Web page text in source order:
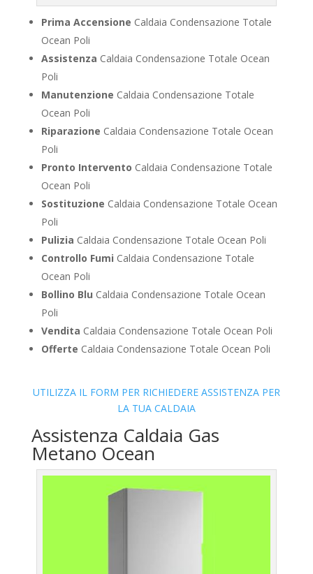
Prima Accensione Caldaia Condensazione Totale
Ocean Poli
Assistenza Caldaia Condensazione Totale Ocean
Poli
Manutenzione Caldaia Condensazione Totale
Ocean Poli
Riparazione Caldaia Condensazione Totale Ocean
Poli
Pronto Intervento Caldaia Condensazione Totale
Ocean Poli
Sostituzione Caldaia Condensazione Totale Ocean
Poli
Pulizia Caldaia Condensazione Totale Ocean Poli
Controllo Fumi Caldaia Condensazione Totale
Ocean Poli
Bollino Blu Caldaia Condensazione Totale Ocean
Poli
Vendita Caldaia Condensazione Totale Ocean Poli
Offerte Caldaia Condensazione Totale Ocean Poli
UTILIZZA IL FORM PER RICHIEDERE ASSISTENZA PER
LA TUA CALDAIA
Assistenza Caldaia Gas
Metano Ocean